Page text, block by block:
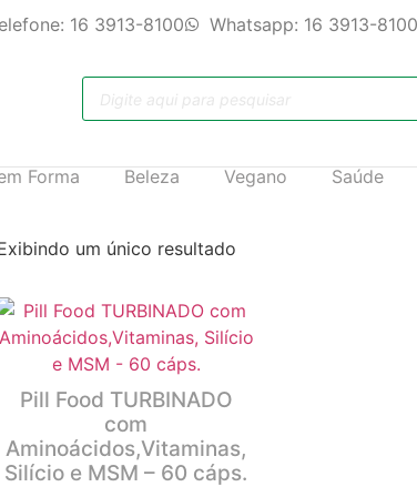
16 3913-8100 Whatsapp: 16 3913-8100
Forma Beleza Vegano Saúde
um único resultado
Pill Food TURBINADO
com
Aminoácidos,Vitaminas,
Silício e MSM – 60 cáps.